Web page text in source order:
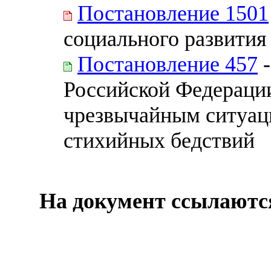
Постановление 1501
социального
Постановление 457
Российской
чрезвычайным
стихийных бедствий
На документ